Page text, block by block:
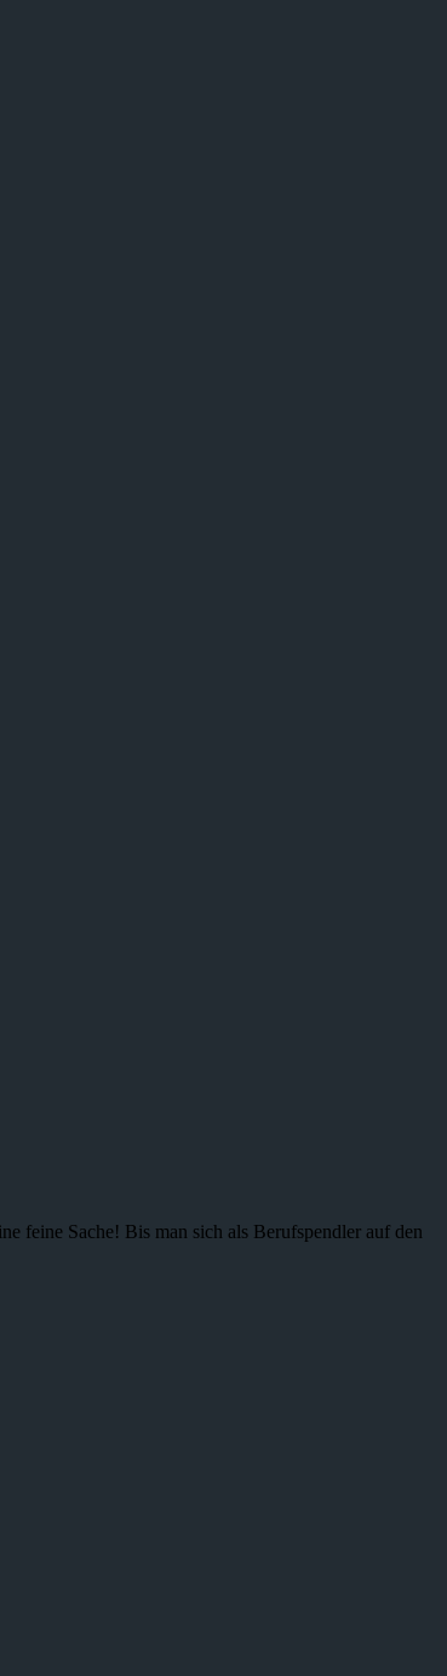
feine Sache! Bis man sich als Berufspendler auf den